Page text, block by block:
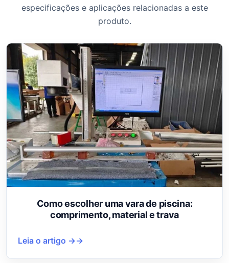
especificações e aplicações relacionadas a este
produto.
Como escolher uma vara de piscina:
comprimento, material e trava
Leia o artigo →